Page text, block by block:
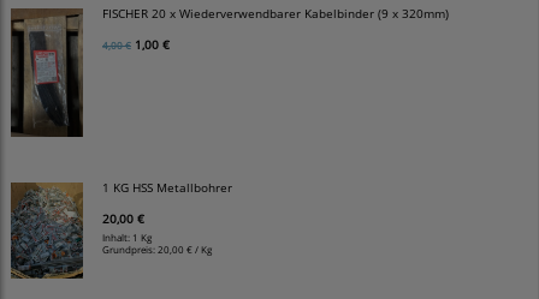
FISCHER 20 x Wiederverwendbarer Kabelbinder (9 x 320mm)
4,00 € 1,00 €
1 KG HSS Metallbohrer
20,00 €
Inhalt: 1 Kg
Grundpreis: 20,00 € / Kg